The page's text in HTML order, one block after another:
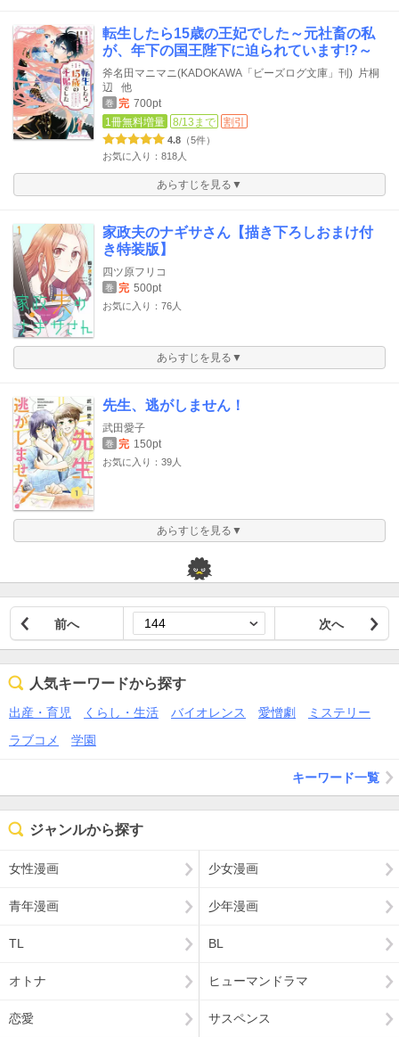
転生したら15歳の王妃でした～元社畜の私
が、年下の国王陛下に迫られています!?～
斧名田マニマニ(KADOKAWA「ビーズログ文庫」刊) 片桐
辺
他
巻 完 700pt
1冊無料増量
8/13まで 割引
4.8 （5件）
お気に入り：818人
あらすじを見る▼
家政夫のナギサさん【描き下ろしおまけ付
き特装版】
四ツ原フリコ
巻 完 500pt
お気に入り：76人
あらすじを見る▼
先生、逃がしません！
武田愛子
巻 完 150pt
お気に入り：39人
あらすじを見る▼
前へ 次へ
人気キーワードから探す
出産・育児 くらし・生活 バイオレンス 愛憎劇
ミステリー
ラブコメ
学園
キーワード一覧
ジャンルから探す
女性漫画 少女漫画
青年漫画 少年漫画
TL BL
オトナ ヒューマンドラマ
恋愛 サスペンス